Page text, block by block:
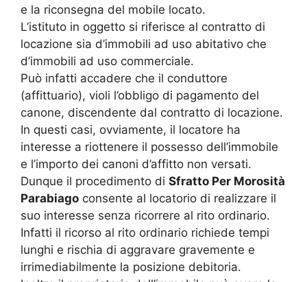
e la riconsegna del mobile locato.
L’istituto in oggetto si riferisce al contratto di
locazione sia d’immobili ad uso abitativo che
d’immobili ad uso commerciale.
Può infatti accadere che il conduttore
(affittuario), violi l’obbligo di pagamento del
canone, discendente dal contratto di locazione.
In questi casi, ovviamente, il locatore ha
interesse a riottenere il possesso dell’immobile
e l’importo dei canoni d’affitto non versati.
Dunque il procedimento di Sfratto Per Morosità
Parabiago consente al locatorio di realizzare il
suo interesse senza ricorrere al rito ordinario.
Infatti il ricorso al rito ordinario richiede tempi
lunghi e rischia di aggravare gravemente e
irrimediabilmente la posizione debitoria.